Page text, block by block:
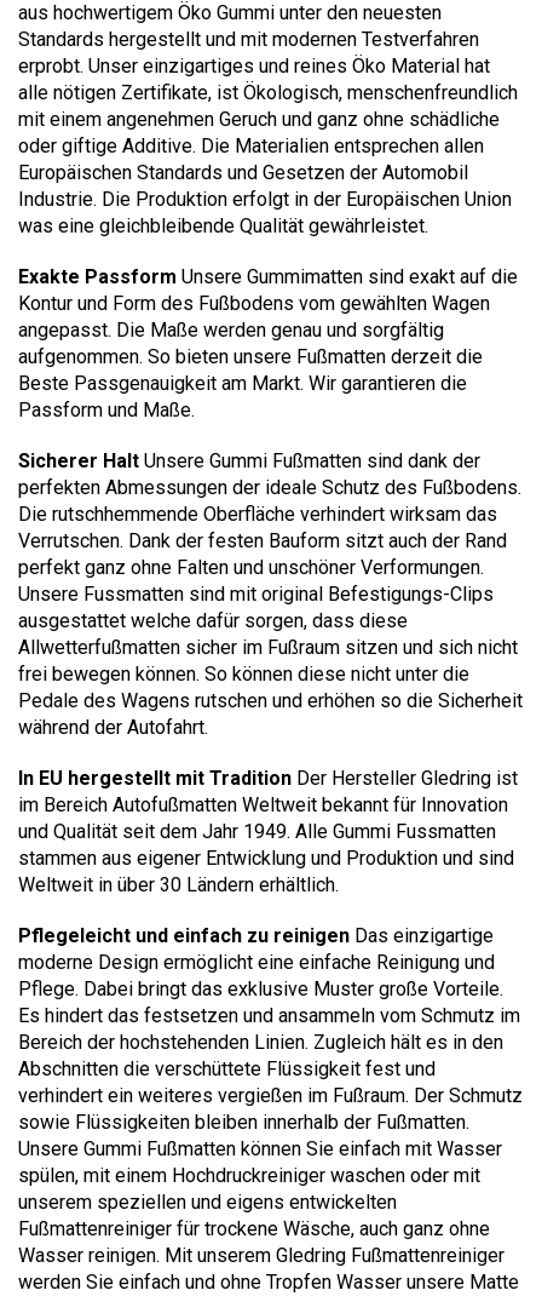
aus hochwertigem Öko Gummi unter den neuesten
Standards hergestellt und mit modernen Testverfahren
erprobt. Unser einzigartiges und reines Öko Material hat
alle nötigen Zertifikate, ist Ökologisch, menschenfreundlich
mit einem angenehmen Geruch und ganz ohne schädliche
oder giftige Additive. Die Materialien entsprechen allen
Europäischen Standards und Gesetzen der Automobil
Industrie. Die Produktion erfolgt in der Europäischen Union
was eine gleichbleibende Qualität gewährleistet.
Exakte Passform Unsere Gummimatten sind exakt auf die
Kontur und Form des Fußbodens vom gewählten Wagen
angepasst. Die Maße werden genau und sorgfältig
aufgenommen. So bieten unsere Fußmatten derzeit die
Beste Passgenauigkeit am Markt. Wir garantieren die
Passform und Maße.
Sicherer Halt Unsere Gummi Fußmatten sind dank der
perfekten Abmessungen der ideale Schutz des Fußbodens.
Die rutschhemmende Oberfläche verhindert wirksam das
Verrutschen. Dank der festen Bauform sitzt auch der Rand
perfekt ganz ohne Falten und unschöner Verformungen.
Unsere Fussmatten sind mit original Befestigungs-Clips
ausgestattet welche dafür sorgen, dass diese
Allwetterfußmatten sicher im Fußraum sitzen und sich nicht
frei bewegen können. So können diese nicht unter die
Pedale des Wagens rutschen und erhöhen so die Sicherheit
während der Autofahrt.
In EU hergestellt mit Tradition Der Hersteller Gledring ist
im Bereich Autofußmatten Weltweit bekannt für Innovation
und Qualität seit dem Jahr 1949. Alle Gummi Fussmatten
stammen aus eigener Entwicklung und Produktion und sind
Weltweit in über 30 Ländern erhältlich.
Pflegeleicht und einfach zu reinigen Das einzigartige
moderne Design ermöglicht eine einfache Reinigung und
Pflege. Dabei bringt das exklusive Muster große Vorteile.
Es hindert das festsetzen und ansammeln vom Schmutz im
Bereich der hochstehenden Linien. Zugleich hält es in den
Abschnitten die verschüttete Flüssigkeit fest und
verhindert ein weiteres vergießen im Fußraum. Der Schmutz
sowie Flüssigkeiten bleiben innerhalb der Fußmatten.
Unsere Gummi Fußmatten können Sie einfach mit Wasser
spülen, mit einem Hochdruckreiniger waschen oder mit
unserem speziellen und eigens entwickelten
Fußmattenreiniger für trockene Wäsche, auch ganz ohne
Wasser reinigen. Mit unserem Gledring Fußmattenreiniger
werden Sie einfach und ohne Tropfen Wasser unsere Matte